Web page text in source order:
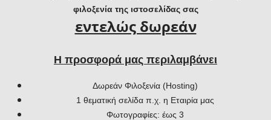
φιλοξενία της ιστοσελίδας σας
εντελώς δωρεάν
Η προσφορά μας περιλαμβάνει
Δωρεάν Φιλοξενία (Hosting)
1 θεματική σελίδα π.χ. η Εταιρία μας
Φωτογραφίες: έως 3